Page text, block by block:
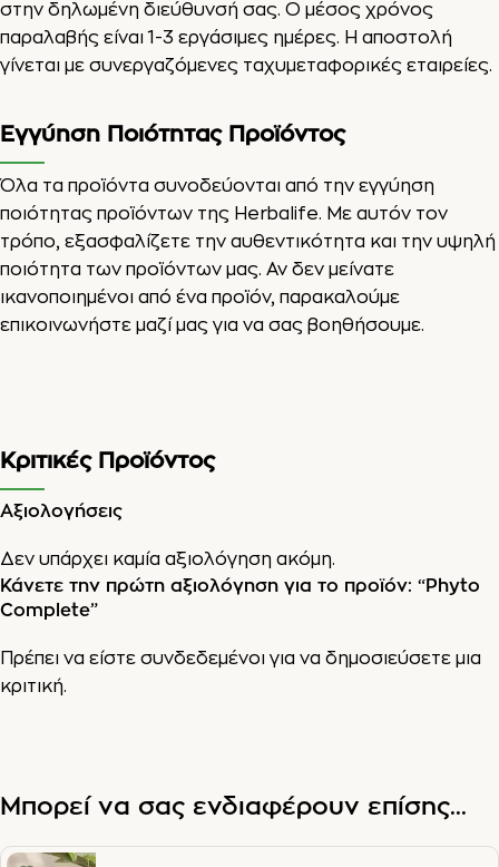
στην δηλωμένη διεύθυνσή σας. Ο μέσος χρόνος
παραλαβής είναι 1-3 εργάσιμες ημέρες. Η αποστολή
γίνεται με συνεργαζόμενες ταχυμεταφορικές εταιρείες.
Εγγύηση Ποιότητας Προϊόντος
Όλα τα προϊόντα συνοδεύονται από την εγγύηση
ποιότητας προϊόντων της Herbalife. Με αυτόν τον
τρόπο, εξασφαλίζετε την αυθεντικότητα και την υψηλή
ποιότητα των προϊόντων μας. Αν δεν μείνατε
ικανοποιημένοι από ένα προϊόν, παρακαλούμε
επικοινωνήστε μαζί μας για να σας βοηθήσουμε.
Κριτικές Προϊόντος
Αξιολογήσεις
Δεν υπάρχει καμία αξιολόγηση ακόμη.
Κάνετε την πρώτη αξιολόγηση για το προϊόν: “Phyto
Complete”
Πρέπει να είστε συνδεδεμένοι για να δημοσιεύσετε μια
κριτική.
Μπορεί να σας ενδιαφέρουν επίσης...